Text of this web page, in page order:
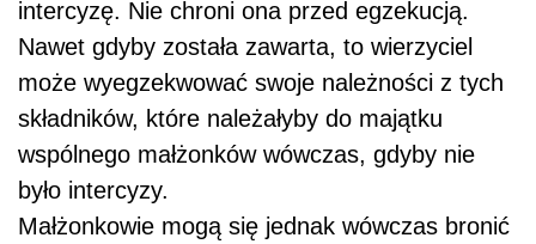
intercyzę. Nie chroni ona przed egzekucją.
Nawet gdyby została zawarta, to wierzyciel
może wyegzekwować swoje należności z tych
składników, które należałyby do majątku
wspólnego małżonków wówczas, gdyby nie
było intercyzy.
Małżonkowie mogą się jednak wówczas bronić